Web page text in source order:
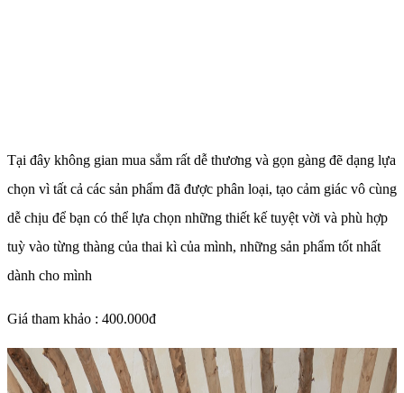
Tại đây không gian mua sắm rất dễ thương và gọn gàng đẽ dạng lựa
chọn vì tất cả các sản phẩm đã được phân loại, tạo cảm giác vô cùng
dễ chịu để bạn có thể lựa chọn những thiết kế tuyệt vời và phù hợp
tuỳ vào từng thàng của thai kì của mình, những sản phẩm tốt nhất
dành cho mình
Giá tham khảo : 400.000đ